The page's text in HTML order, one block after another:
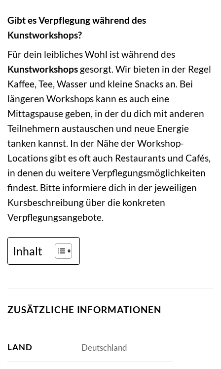
Gibt es Verpflegung während des
Kunstworkshops?
Für dein leibliches Wohl ist während des
Kunstworkshops gesorgt. Wir bieten in der Regel
Kaffee, Tee, Wasser und kleine Snacks an. Bei
längeren Workshops kann es auch eine
Mittagspause geben, in der du dich mit anderen
Teilnehmern austauschen und neue Energie
tanken kannst. In der Nähe der Workshop-
Locations gibt es oft auch Restaurants und Cafés,
in denen du weitere Verpflegungsmöglichkeiten
findest. Bitte informiere dich in der jeweiligen
Kursbeschreibung über die konkreten
Verpflegungsangebote.
Inhalt
ZUSÄTZLICHE INFORMATIONEN
LAND Deutschland